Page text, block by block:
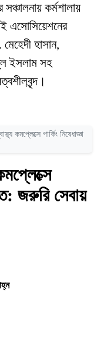
কর্মশালায়
এসোসিয়েশনের
হাসান,
ইসলাম সহ
কমপ্লেক্সে পার্কিং নিষেধাজ্ঞা
জরুরি সেবায়